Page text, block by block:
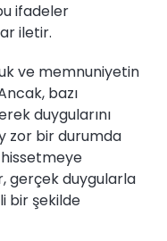
ifadeler
iletir.
ve memnuniyetin
bazı
duygularını
zor bir durumda
gerçek duygularla
bir şekilde